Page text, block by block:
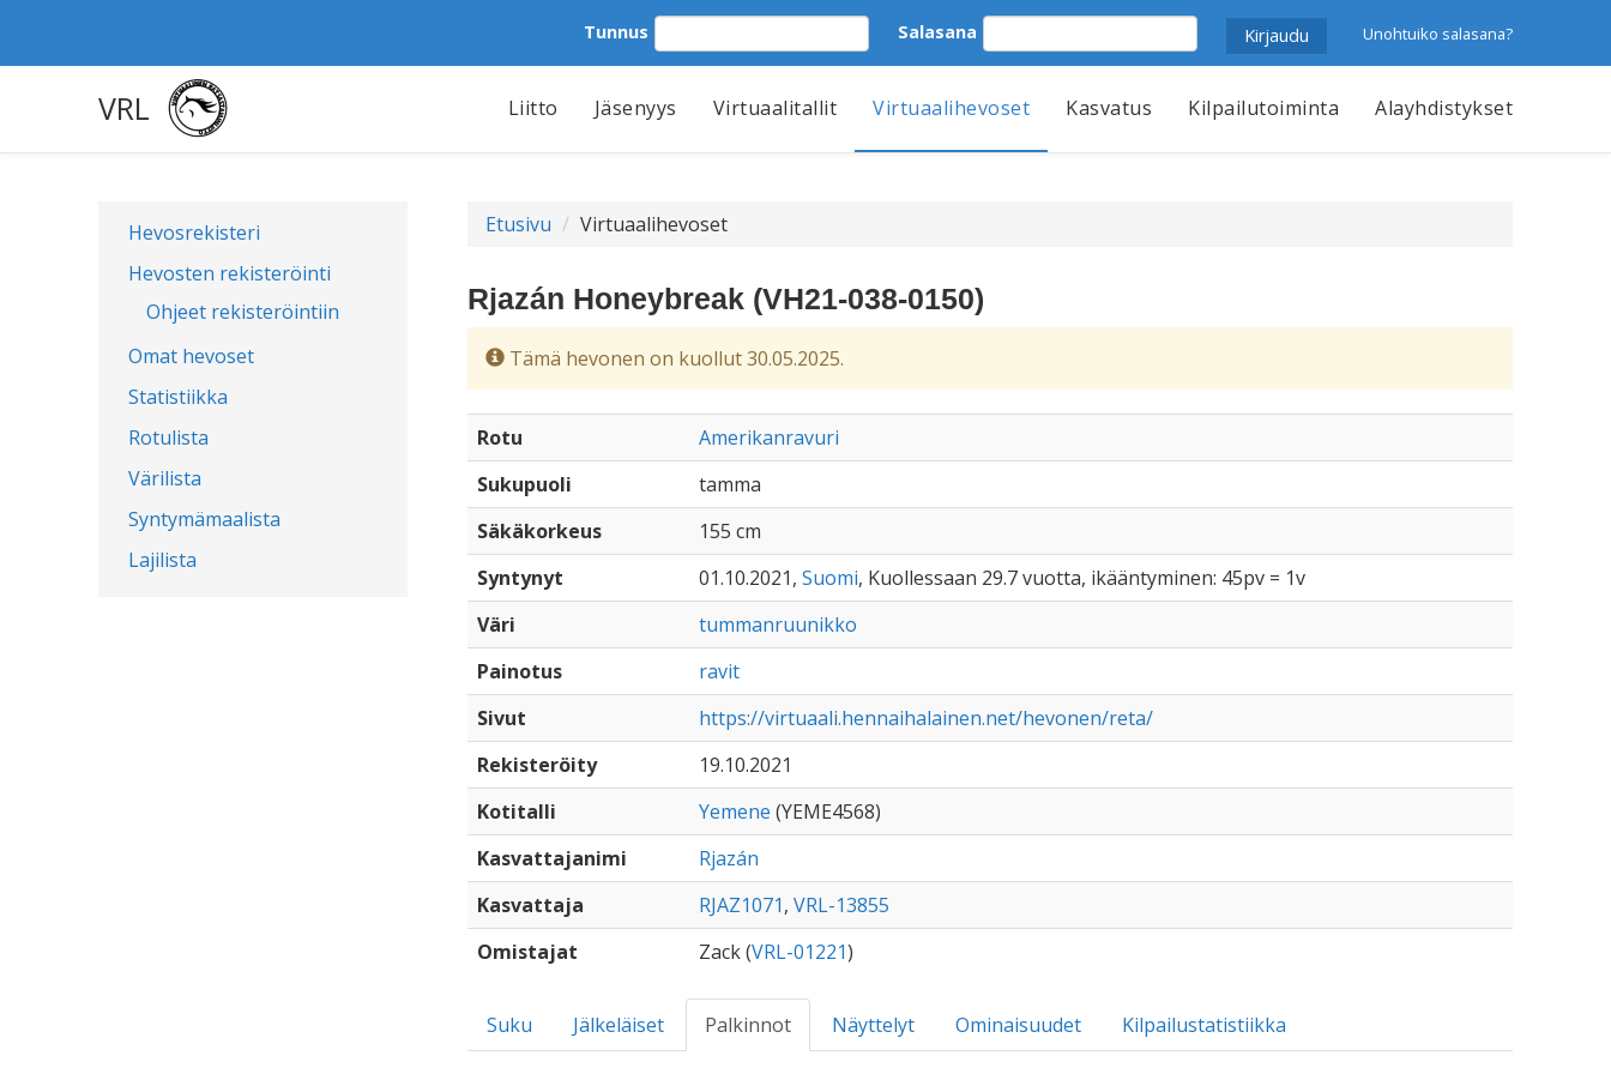
Tunnus Salasana Unohtuiko salasana?
VRL Liitto Jäsenyys Virtuaalitallit Virtuaalihevoset Kasvatus Kilpailutoiminta Alayhdistykset
Hevosrekisteri
Hevosten rekisteröinti
Ohjeet rekisteröintiin
Omat hevoset
Statistiikka
Rotulista
Värilista
Syntymämaalista
Lajilista
Etusivu Virtuaalihevoset
Rjazán Honeybreak (VH21-038-0150)
Tämä hevonen on kuollut 30.05.2025.
Rotu
Amerikanravuri
Sukupuoli
tamma
Säkäkorkeus
155 cm
Syntynyt
01.10.2021, Suomi, Kuollessaan 29.7 vuotta, ikääntyminen: 45pv = 1v
Väri
tummanruunikko
Painotus
ravit
Sivut
https://virtuaali.hennaihalainen.net/hevonen/reta/
Rekisteröity
19.10.2021
Kotitalli
Yemene (YEME4568)
Kasvattajanimi
Rjazán
Kasvattaja
RJAZ1071, VRL-13855
Omistajat
Zack (VRL-01221)
Suku Jälkeläiset Palkinnot Näyttelyt Ominaisuudet Kilpailustatistiikka